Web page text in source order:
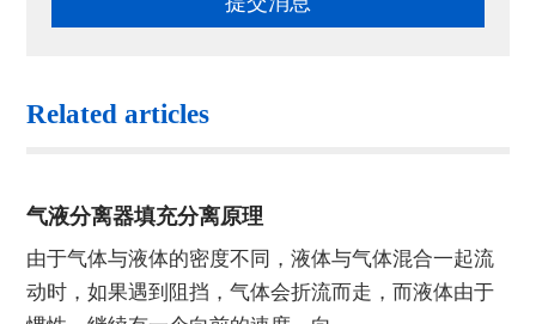
Related articles
气液分离器填充分离原理
由于气体与液体的密度不同，液体与气体混合一起流
动时，如果遇到阻挡，气体会折流而走，而液体由于